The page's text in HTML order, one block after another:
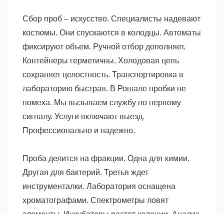
Сбор проб – искусство. Специалисты надевают
костюмы. Они спускаются в колодцы. Автоматы
фиксируют объем. Ручной отбор дополняет.
Контейнеры герметичны. Холодовая цепь
сохраняет целостность. Транспортировка в
лабораторию быстрая. В Рошале пробки не
помеха. Мы вызываем службу по первому
сигналу. Услуги включают выезд.
Профессионально и надежно.
Проба делится на фракции. Одна для химии.
Другая для бактерий. Третья ждет
инструменталки. Лаборатория оснащена
хроматографами. Спектрометры ловят